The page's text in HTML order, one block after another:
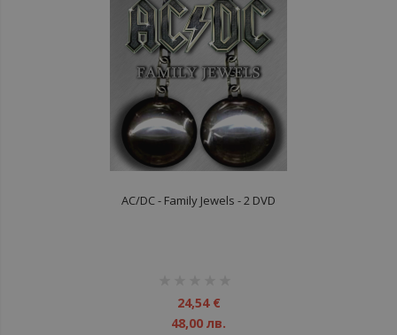
AC/DC - Family Jewels - 2 DVD
24,54 €
48,00 лв.